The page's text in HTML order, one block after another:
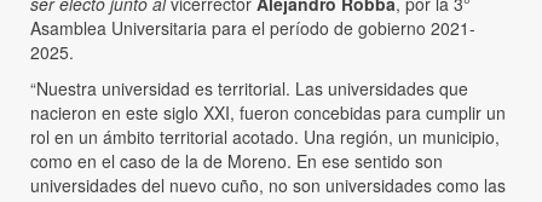
Asamblea Universitaria para el período de gobierno 2021-
2025.
“Nuestra universidad es territorial. Las universidades que
nacieron en este siglo XXI, fueron concebidas para cumplir un
rol en un ámbito territorial acotado. Una región, un municipio,
como en el caso de la de Moreno. En ese sentido son
universidades del nuevo cuño, no son universidades como las